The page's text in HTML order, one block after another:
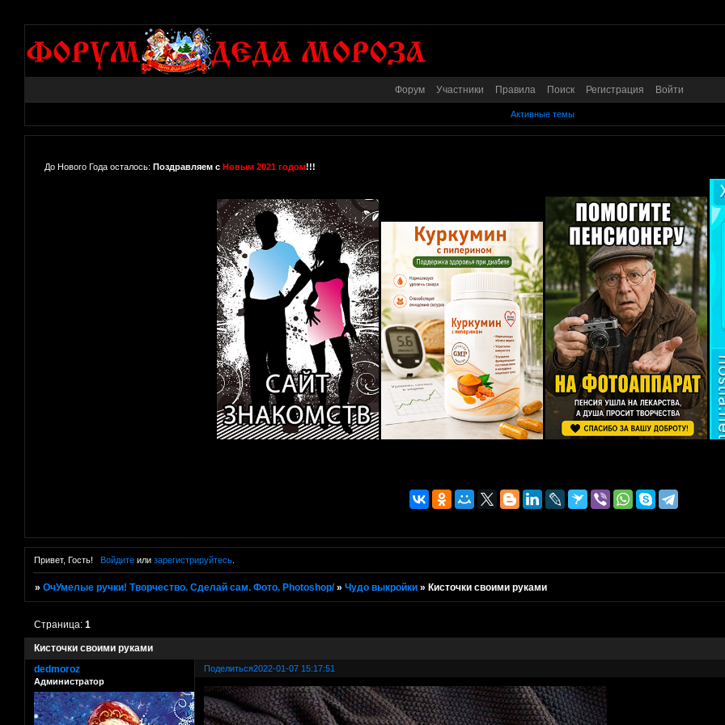
Форум Участники Правила Поиск Регистрация Войти
Активные темы
До Нового Года осталось: Поздравляем с Новым 2021 годом!!!
Привет, Гость! Войдитеили зарегистрируйтесь.
»ОчУмелые ручки! Творчество. Сделай сам. Фото. Photoshop/ »Чудо выкройки » Кисточки своими руками
Кисточки своими руками
Страница:1
Поделиться2022-01-07 15:17:51
dedmoroz
Администратор